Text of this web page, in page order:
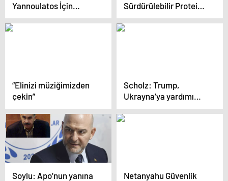
Yannoulatos İçin
Cenaze Töreni
Sürdürülebilir Protein
Projesi
“Elinizi müziğimizden
çekin”
Scholz: Trump,
Ukrayna’ya yardımı
durdurmayacak
Soylu: Apo’nun yanına
Netanyahu Güvenlik